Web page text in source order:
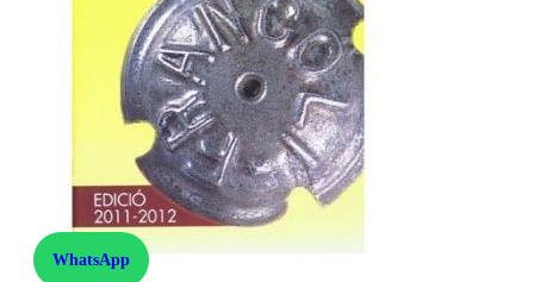
WhatsApp